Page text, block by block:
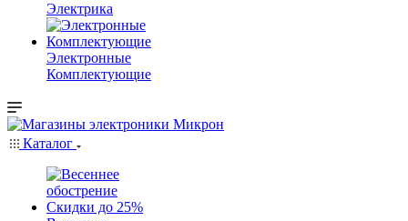
Электрика
Электронные
Комплектующие
Каталог